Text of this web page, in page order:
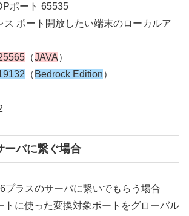
ポート 65535
ス ポート開放したい端末のローカルア
（JAVA）
（ Bedrock Edition）
ーバに繋ぐ場合
プラスのサーバに繋いでもらう場合
トに使った変換対象ポートをグローバル